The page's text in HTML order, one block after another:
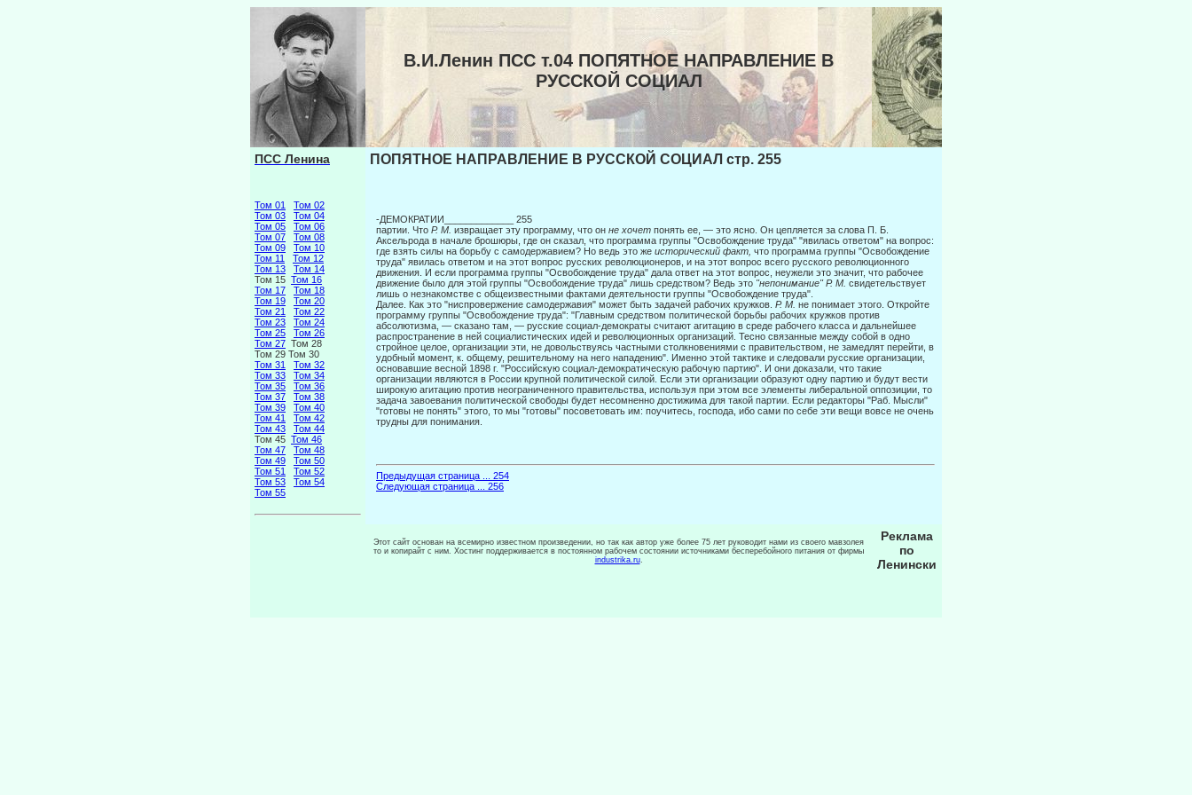
В.И.Ленин ПСС т.04 ПОПЯТНОЕ НАПРАВЛЕНИЕ В
РУССКОЙ СОЦИАЛ
ПСС Ленина
Том 01
Том 02
Том 03
Том 04
Том 05
Том 06
Том 07
Том 08
Том 09
Том 10
Том 11
Том 12
Том 13
Том 14
Том 15 Том 16
Том 17
Том 18
Том 19
Том 20
Том 21
Том 22
Том 23
Том 24
Том 25
Том 26
Том 27 Том 28
Том 29 Том 30
Том 31
Том 32
Том 33
Том 34
Том 35
Том 36
Том 37
Том 38
Том 39
Том 40
Том 41
Том 42
Том 43
Том 44
Том 45 Том 46
Том 47
Том 48
Том 49
Том 50
Том 51
Том 52
Том 53
Том 54
Том 55
ПОПЯТНОЕ НАПРАВЛЕНИЕ В РУССКОЙ СОЦИАЛ стр. 255
-ДЕМОКРАТИИ_____________ 255
партии. Что Р. М. извращает эту программу, что он не хочет понять ее, — это ясно. Он цепляется за слова П. Б.
Аксельрода в начале брошюры, где он сказал, что программа группы "Освобождение труда" "явилась ответом" на вопрос:
где взять силы на борьбу с самодержавием? Но ведь это же исторический факт, что программа группы "Осво­бождение
труда" явилась ответом и на этот вопрос русских революционеров, и на этот вопрос всего русского революционного
движения. И если программа группы "Освобо­ждение труда" дала ответ на этот вопрос, неужели это значит, что рабочее
движение было для этой группы "Освобождение труда" лишь средством? Ведь это "непонима­ние" Р. М. свидетельствует
лишь о незнакомстве с общеизвестными фактами деятель­ности группы "Освобождение труда".
Далее. Как это "ниспровержение самодержавия" может быть задачей рабочих круж­ков. Р. М. не понимает этого. Откройте
программу группы "Освобождение труда": "Главным средством политической борьбы рабочих кружков против
абсолютизма, — сказано там, — русские социал-демократы считают агитацию в среде рабочего класса и дальнейшее
распространение в ней социалистических идей и революционных органи­заций. Тесно связанные между собой в одно
стройное целое, организации эти, не до­вольствуясь частными столкновениями с правительством, не замедлят перейти, в
удоб­ный момент, к. общему, решительному на него нападению". Именно этой тактике и следовали русские организации,
основавшие весной 1898 г. "Российскую социал-демократическую рабочую партию". И они доказали, что такие
организации являются в России крупной политической силой. Если эти организации образуют одну партию и будут вести
широкую агитацию против неограниченного правительства, используя при этом все элементы либеральной оппозиции, то
задача завоевания политической свобо­ды будет несомненно достижима для такой партии. Если редакторы "Раб. Мысли"
"го­товы не понять" этого, то мы "готовы" посоветовать им: поучитесь, господа, ибо сами по себе эти вещи вовсе не очень
трудны для понимания.
Предыдущая страница ... 254
Следующая страница ... 256
Этот сайт основан на всемирно известном произведении, но так как автор уже более 75 лет руководит нами из своего мавзолея
то и копирайт с ним. Хостинг поддерживается в постоянном рабочем состоянии источниками бесперебойного питания от фирмы
industrika.ru.
Реклама
по
Ленински